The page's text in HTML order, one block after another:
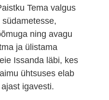
Tema valgus
ning avagu
ja ülistama
Issanda läbi, kes
ühtsuses elab
igavesti.